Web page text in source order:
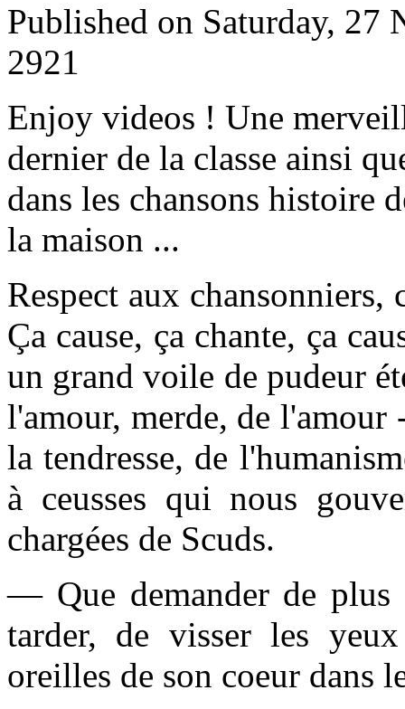
Published on Saturday, 27
2921
Enjoy videos ! Une
dernier de la classe ainsi
dans les chansons histoire
la maison ...
Respect aux
Ça cause, ça chante, ça
un grand voile de pudeur
l'amour, merde, de l'amour
la tendresse, de
à ceusses qui nous
chargées de Scuds.
— Que demander de plus
tarder, de visser les
oreilles de son coeur dans